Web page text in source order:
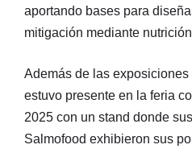
aportando bases para
mitigación mediante
Además de las
estuvo presente en la feria
2025 con un stand donde
Salmofood exhibieron sus